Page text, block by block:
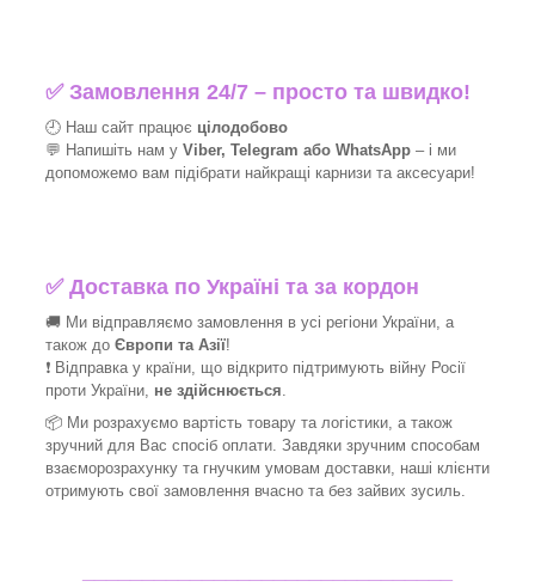
✅Замовлення 24/7 – просто та швидко!
🕘 Наш сайт працює цілодобово
💬 Напишіть нам у Viber, Telegram або WhatsApp – і ми
допоможемо вам підібрати найкращі карнизи та аксесуари!
✅Доставка по Україні та за кордон
🚚 Ми відправляємо замовлення в усі регіони України, а
також до Європи та Азії!
❗ Відправка у країни, що відкрито підтримують війну Росії
проти України, не здійснюється
📦 Ми розрахуємо вартість товару та логістики, а також
зручний для Вас спосіб оплати. Завдяки зручним способам
взаєморозрахунку та гнучким умовам доставки, наші клієнти
отримують свої замовлення вчасно та без зайвих зусиль.